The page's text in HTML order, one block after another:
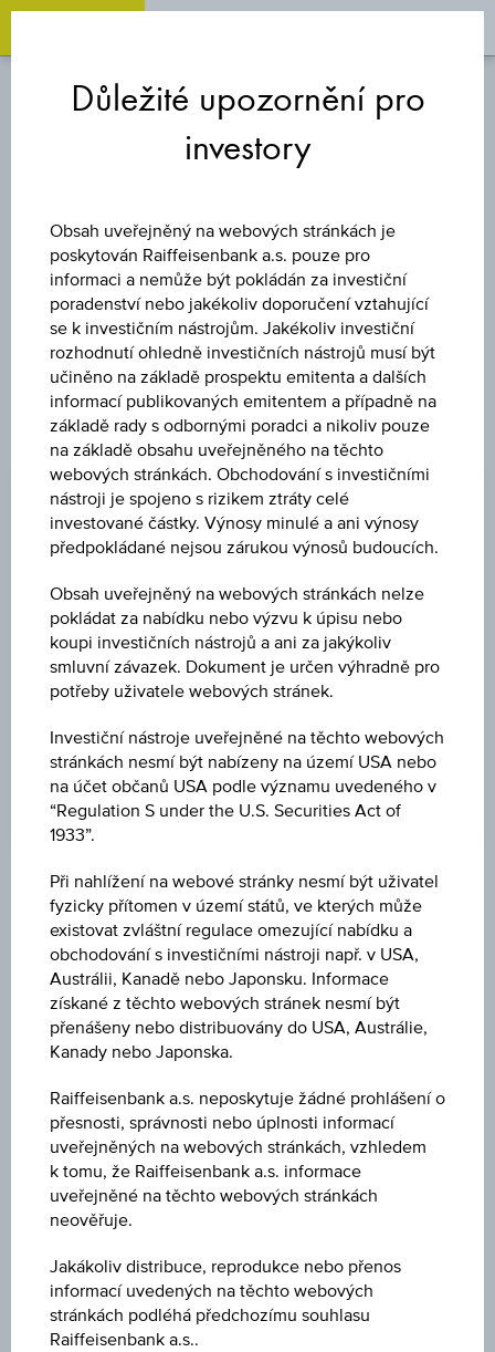
Quicklinks
FOND
RAIFFEISEN
PROGRESIVNÍ
ZMĚNA
-0,00(-0,25 %)
CENA
MĚNA
CZK
POSLEDNÍ AKTUALIZACE
05.08.2026
07:14:10.000
UTC
Koordinovaný
světový
čas
Tržní data
ISIN
CZ0008475027
Název
Měna
CZK
Typ produktu
Smíšené fondy
Min. vklad
100,00
Důležité upozornění pro
investory
Obsah uveřejněný na webových stránkách je
poskytován Raiffeisenbank a.s. pouze pro
informaci a nemůže být pokládán za investiční
poradenství nebo jakékoliv doporučení vztahující
se k investičním nástrojům. Jakékoliv investiční
rozhodnutí ohledně investičních nástrojů musí být
učiněno na základě prospektu emitenta a dalších
informací publikovaných emitentem a případně na
základě rady s odbornými poradci a nikoliv pouze
na základě obsahu uveřejněného na těchto
webových stránkách. Obchodování s investičními
nástroji je spojeno s rizikem ztráty celé
investované částky. Výnosy minulé a ani výnosy
předpokládané nejsou zárukou výnosů budoucích.
Obsah uveřejněný na webových stránkách nelze
pokládat za nabídku nebo výzvu k úpisu nebo
koupi investičních nástrojů a ani za jakýkoliv
smluvní závazek. Dokument je určen výhradně pro
potřeby uživatele webových stránek.
Investiční nástroje uveřejněné na těchto webových
stránkách nesmí být nabízeny na území USA nebo
na účet občanů USA podle významu uvedeného v
“Regulation S under the U.S. Securities Act of
1933”.
Při nahlížení na webové stránky nesmí být uživatel
fyzicky přítomen v území států, ve kterých může
existovat zvláštní regulace omezující nabídku a
obchodování s investičními nástroji např. v USA,
Austrálii, Kanadě nebo Japonsku. Informace
získané z těchto webových stránek nesmí být
přenášeny nebo distribuovány do USA, Austrálie,
Kanady nebo Japonska.
Raiffeisenbank a.s. neposkytuje žádné prohlášení o
přesnosti, správnosti nebo úplnosti informací
uveřejněných na webových stránkách, vzhledem
k tomu, že Raiffeisenbank a.s. informace
uveřejněné na těchto webových stránkách
neověřuje.
Jakákoliv distribuce, reprodukce nebo přenos
informací uvedených na těchto webových
stránkách podléhá předchozímu souhlasu
Raiffeisenbank a.s..